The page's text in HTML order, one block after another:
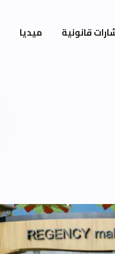
قانونية ميديا